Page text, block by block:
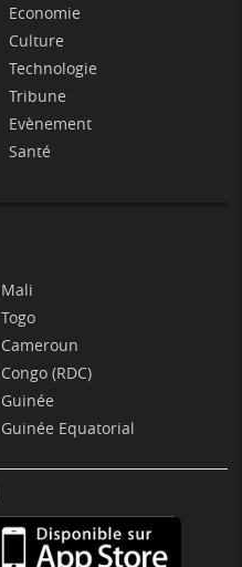
Economie
Culture
Technologie
Tribune
Evènement
Santé
Mali
Togo
Cameroun
Congo (RDC)
Guinée
Guinée Equatorial